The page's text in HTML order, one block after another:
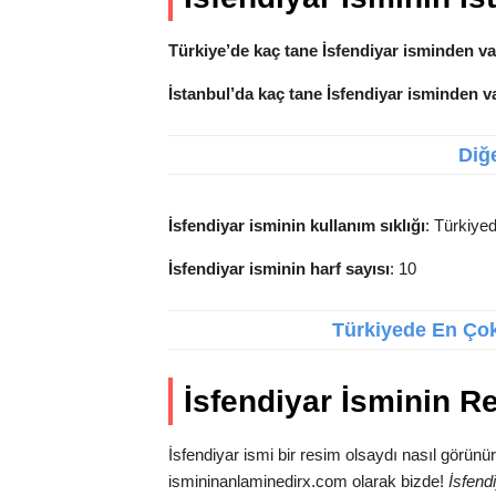
Türkiye’de kaç tane İsfendiyar isminden
İstanbul’da kaç tane İsfendiyar isminden
İsfendiyar isminin kullanım sıklığı:
İsfendiyar isminin harf sayısı: 10
Türkiyede En
İsfendiyar İsminin
İsfendiyar ismi bir resim olsaydı nasıl
ismininanlaminedirx.com olarak bizde!